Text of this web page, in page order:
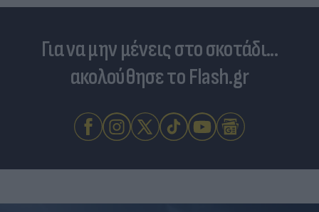
Για να μην μένεις στο σκοτάδι...
ακολούθησε το Flash.gr